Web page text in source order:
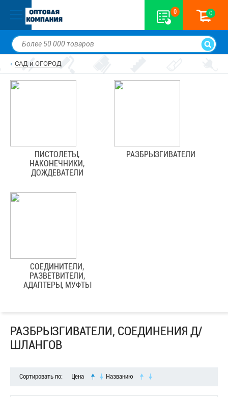
0 0
САД и ОГОРОД
ПИСТОЛЕТЫ,
НАКОНЕЧНИКИ,
ДОЖДЕВАТЕЛИ
РАЗБРЫЗГИВАТЕЛИ
СОЕДИНИТЕЛИ,
РАЗВЕТВИТЕЛИ,
АДАПТЕРЫ, МУФТЫ
РАЗБРЫЗГИВАТЕЛИ, СОЕДИНЕНИЯ Д/
ШЛАНГОВ
Сортировать по: Цена Названию